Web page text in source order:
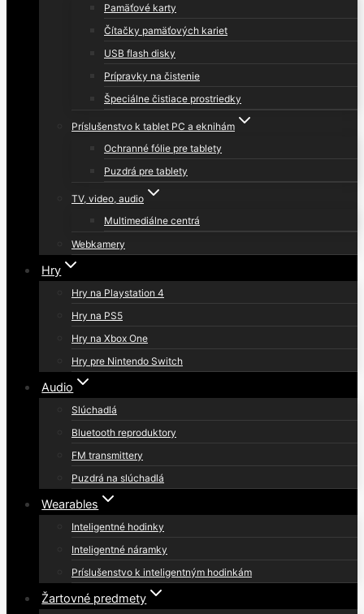
Pamäťové karty
Čítačky pamäťových kariet
USB flash disky
Prípravky na čistenie
Špeciálne čistiace prostriedky
Príslušenstvo k tablet PC a eknihám
Ochranné fólie pre tablety
Puzdrá pre tablety
TV, video, audio
Multimediálne centrá
Webkamery
Hry
Hry na Playstation 4
Hry na PS5
Hry na Xbox One
Hry pre Nintendo Switch
Audio
Slúchadlá
Bluetooth reproduktory
FM transmittery
Puzdrá na slúchadlá
Wearables
Inteligentné hodinky
Inteligentné náramky
Príslušenstvo k inteligentným hodinkám
Žartovné predmety